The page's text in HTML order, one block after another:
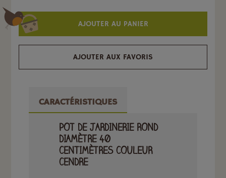
AJOUTER AU PANIER
AJOUTER AUX FAVORIS
CARACTÉRISTIQUES
POT DE JARDINERIE ROND
DIAMÈTRE 40
CENTIMÈTRES COULEUR
CENDRE